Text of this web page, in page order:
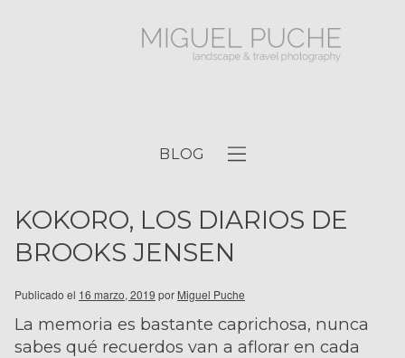
BLOG
KOKORO, LOS DIARIOS DE
BROOKS JENSEN
Publicado el 16 marzo, 2019 por Miguel Puche
La memoria es bastante caprichosa, nunca
sabes qué recuerdos van a aflorar en cada